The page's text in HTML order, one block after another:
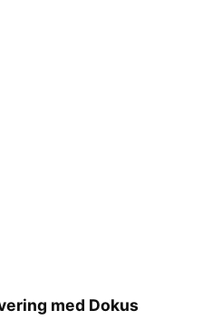
med Dokus